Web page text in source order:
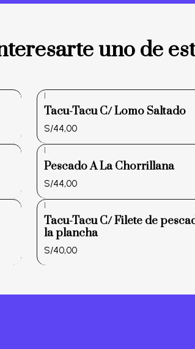
uno de
|
Tacu-Tacu C/ Lomo Saltado
S/44,00
|
Pescado A La Chorrillana
S/44,00
|
Tacu-Tacu C/ Filete de
la plancha
S/40,00